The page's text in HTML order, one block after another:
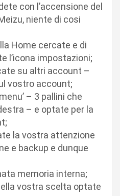
con l’accensione del
niente di cosi
Home cercate e di
l’icona impostazioni;
su altri account –
vostro account;
– 3 pallini che
– e optate per la
la vostra attenzione
e backup e dunque
memoria interna;
vostra scelta optate